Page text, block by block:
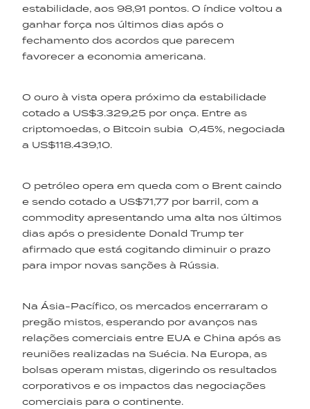
estabilidade, aos 98,91 pontos. O índice voltou a
ganhar força nos últimos dias após o
fechamento dos acordos que parecem
favorecer a economia americana.
O ouro à vista opera próximo da estabilidade
cotado a US$3.329,25 por onça. Entre as
criptomoedas, o Bitcoin subia 0,45%, negociada
a US$118.439,10.
O petróleo opera em queda com o Brent caindo
e sendo cotado a US$71,77 por barril, com a
commodity apresentando uma alta nos últimos
dias após o presidente Donald Trump ter
afirmado que está cogitando diminuir o prazo
para impor novas sanções à Rússia.
Na Ásia-Pacífico, os mercados encerraram o
pregão mistos, esperando por avanços nas
relações comerciais entre EUA e China após as
reuniões realizadas na Suécia. Na Europa, as
bolsas operam mistas, digerindo os resultados
corporativos e os impactos das negociações
comerciais para o continente.